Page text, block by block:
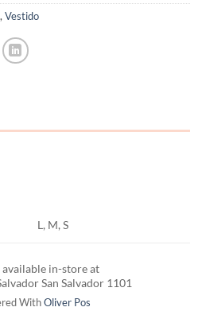
, Vestido
L, M, S
in-store at
San Salvador 1101
WithOliver Pos